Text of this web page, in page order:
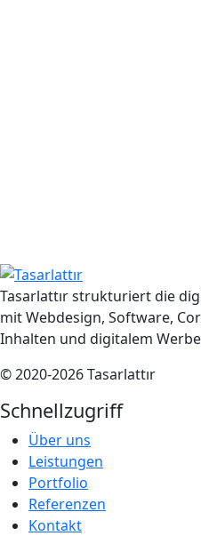
Tasarlattır strukturiert die
mit Webdesign, Software,
Inhalten und digitalem
© 2020-2026 Tasarlattır
Schnellzugriff
Über uns
Leistungen
Portfolio
Referenzen
Kontakt